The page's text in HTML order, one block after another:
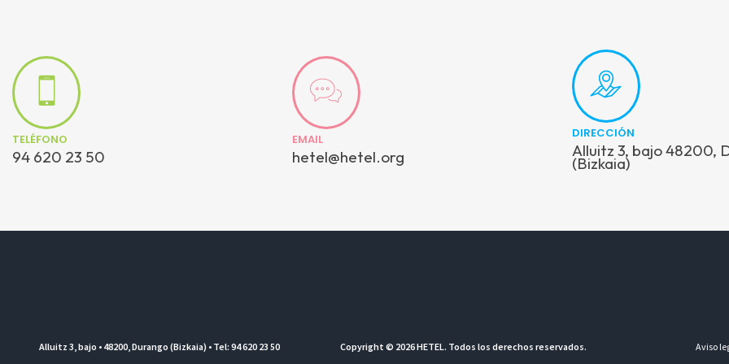
TELÉFONO
94 620 23 50
EMAIL
hetel@hetel.org
DIRECCIÓN
Alluitz 3, bajo 48200,
(Bizkaia)
Alluitz 3, bajo • 48200, Durango (Bizkaia) • Tel: 94 620 23 50 Copyright © 2026 HETEL. Todos los derechos reservados. Aviso